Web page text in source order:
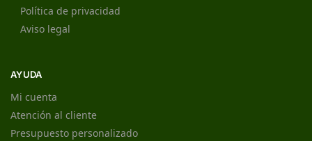
Política de privacidad
Aviso legal
AYUDA
Mi cuenta
Atención al cliente
Presupuesto personalizado